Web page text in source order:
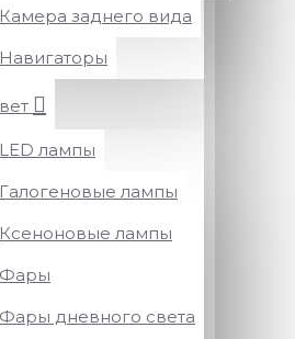
Камера заднего вида
Навигаторы
LED лампы
Галогеновые лампы
Ксеноновые лампы
Фары
Фары дневного света